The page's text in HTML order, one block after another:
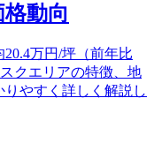
動向
万円/坪（前年比
クエリアの特徴、地
やすく詳しく解説し